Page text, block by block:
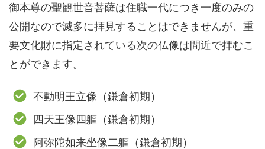
御本尊の聖観世音菩薩は住職一代につき一度のみの
公開なので滅多に拝見することはできませんが、重
要文化財に指定されている次の仏像は間近で拝むこ
とができます。
不動明王立像（鎌倉初期）
四天王像四軀（鎌倉初期）
阿弥陀如来坐像二軀（鎌倉初期）